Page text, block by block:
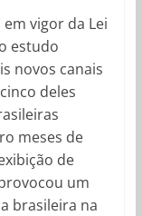
vigor da Lei
estudo
novos canais
deles
meses de
de
um
brasileira na